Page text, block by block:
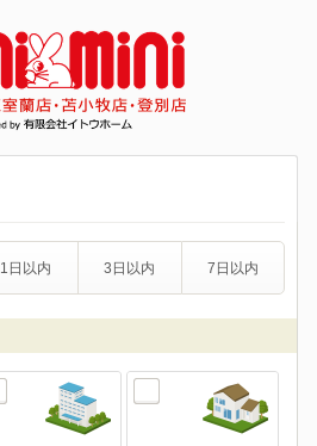
1日以内 3日以内 7日以内